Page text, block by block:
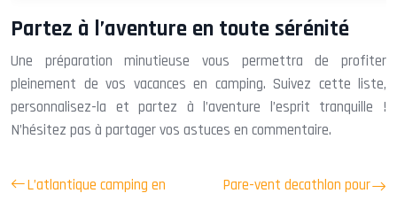
Partez à l’aventure en toute sérénité
Une préparation minutieuse vous permettra de profiter
pleinement de vos vacances en camping. Suivez cette liste,
personnalisez-la et partez à l’aventure l’esprit tranquille !
N’hésitez pas à partager vos astuces en commentaire.
L’atlantique camping en
Pare-vent decathlon pour